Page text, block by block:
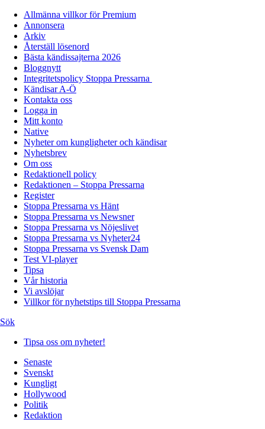
Allmänna villkor för Premium
Annonsera
Arkiv
Återställ lösenord
Bästa kändissajterna 2026
Bloggnytt
Integritetspolicy Stoppa Pressarna
Kändisar A-Ö
Kontakta oss
Logga in
Mitt konto
Native
Nyheter om kungligheter och kändisar
Nyhetsbrev
Om oss
Redaktionell policy
Redaktionen – Stoppa Pressarna
Register
Stoppa Pressarna vs Hänt
Stoppa Pressarna vs Newsner
Stoppa Pressarna vs Nöjeslivet
Stoppa Pressarna vs Nyheter24
Stoppa Pressarna vs Svensk Dam
Test VI-player
Tipsa
Vår historia
Vi avslöjar
Villkor för nyhetstips till Stoppa Pressarna
Sök
Tipsa oss om nyheter!
Senaste
Svenskt
Kungligt
Hollywood
Politik
Redaktion